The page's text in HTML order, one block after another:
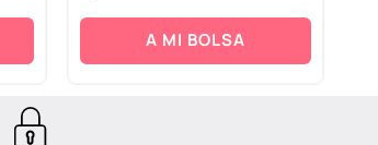
A MI BOLSA